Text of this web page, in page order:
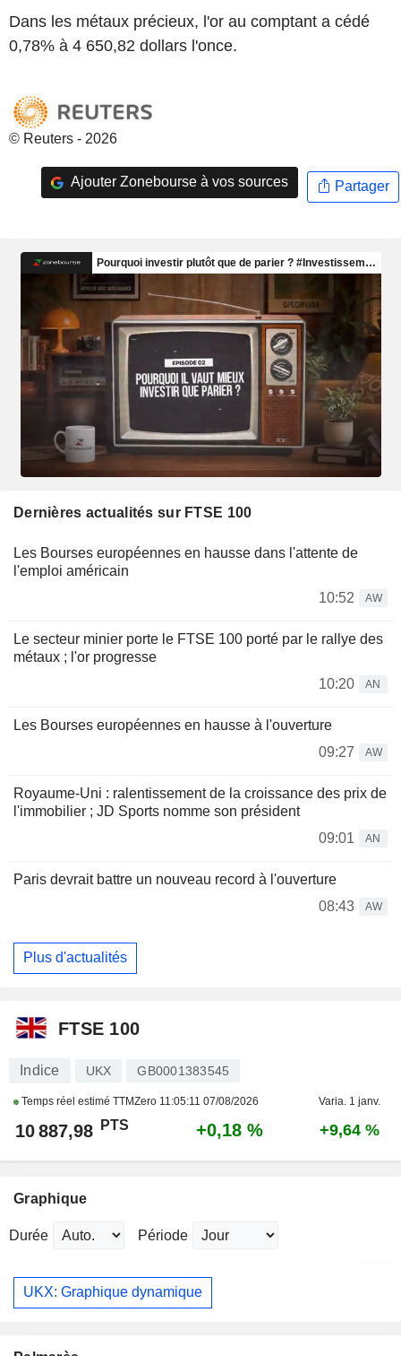
Dans les métaux précieux, l'or au comptant a cédé
0,78% à 4 650,82 dollars l'once.
© Reuters - 2026
Ajouter Zonebourse à vos sources Partager
Dernières actualités sur FTSE 100
Les Bourses européennes en hausse dans l'attente de
l'emploi américain
10:52
AW
Le secteur minier porte le FTSE 100 porté par le rallye des
métaux ; l'or progresse
10:20
AN
Les Bourses européennes en hausse à l'ouverture
09:27
AW
Royaume-Uni : ralentissement de la croissance des prix de
l'immobilier ; JD Sports nomme son président
09:01
AN
Paris devrait battre un nouveau record à l'ouverture
08:43
AW
Plus d'actualités
FTSE 100
Indice UKX GB0001383545
Temps réel estimé TTMZero 11:05:11 07/08/2026 Varia. 1 janv.
10 887,98 PTS +0,18 % +9,64 %
Graphique
Durée Période
UKX: Graphique dynamique